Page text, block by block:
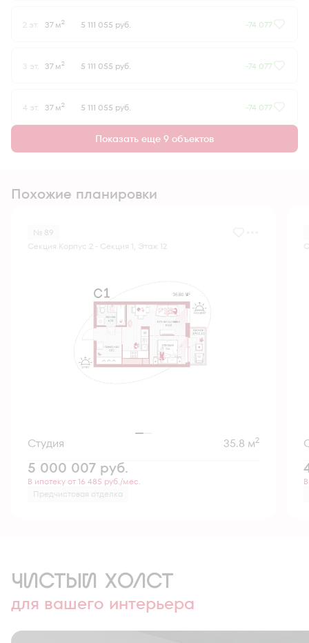
2 эт. 37 м2 5 111 055 руб. -74 077
3 эт. 37 м2 5 111 055 руб. -74 077
4 эт. 37 м2 5 111 055 руб. -74 077
Показать еще 9 объектов
Похожие планировки
№ 89
Секция Корпус 2 - Секция 1, Этаж 12
Студия 35.8 м2
5 000 007 руб.
В ипотеку от 16 485 руб./мес.
Предчистовая отделка
ЧИСТЫЙ ХОЛСТ
для вашего интерьера